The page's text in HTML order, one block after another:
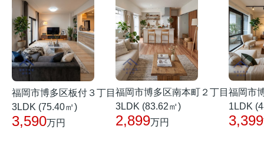
福岡市博多区板付３丁目
3LDK (75.40㎡)
3,590万円
福岡市博多区南本町２丁目
3LDK (83.62㎡)
2,899万円
福岡市
1LDK
3,399